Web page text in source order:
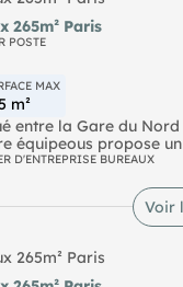
immédiatement et
activité
confort et accessibilité.
(4) Metro Porte
Périphérique
265m² Paris
POSTE
MAX
m²
entre la Gare du
équipeous propose
m², modulables dès
(postes partagés)
. Rez-de-
salle de
photo/son. Les
aménagés, équipés,
D'ENTREPRISE BUREAUX
Voir